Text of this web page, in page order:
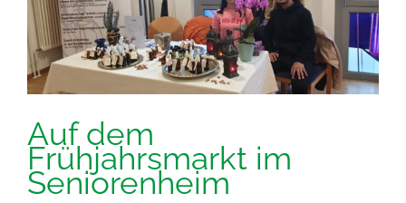
Auf dem
Frühjahrsmarkt im
Seniorenheim